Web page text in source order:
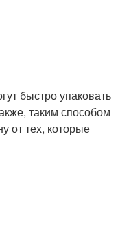
быстро упаковать
таким способом
от тех, которые